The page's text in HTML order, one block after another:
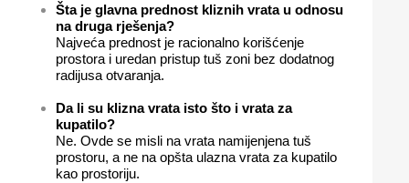
Šta je glavna prednost kliznih vrata u odnosu
na druga rješenja?
Najveća prednost je racionalno korišćenje
prostora i uredan pristup tuš zoni bez dodatnog
radijusa otvaranja.
Da li su klizna vrata isto što i vrata za
kupatilo?
Ne. Ovde se misli na vrata namijenjena tuš
prostoru, a ne na opšta ulazna vrata za kupatilo
kao prostoriju.